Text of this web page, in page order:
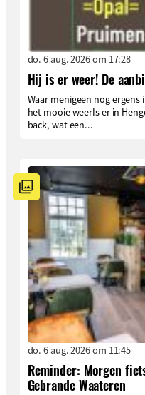
do. 6 aug. 2026 om 17:28
Hij is er weer! De
Waar menigeen nog
het mooie weerIs er in
back, wat een...
do. 6 aug. 2026 om 11:45
Reminder: Morgen
Gebrande Waateren